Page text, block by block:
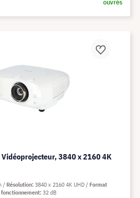
Vidéoprojecteur, 3840 x 2160 4K
Résolution 3840 x 2160 4K UHD
Format
32 dB